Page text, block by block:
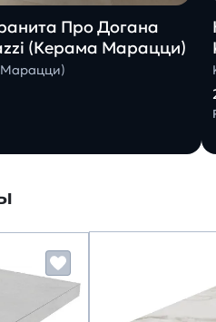
Про Догана
(Керама Марацци)